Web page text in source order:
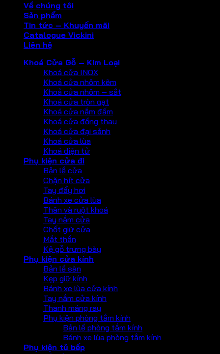
Về chúng tôi
Sản phẩm
Tin tức – Khuyến mãi
Catalogue Vickini
Liên hệ
Khoá Cửa Gỗ – Kim Loại
Khoá cửa INOX
Khoá cửa nhôm kẽm
Khoả cửa nhôm – sắt
Khoá cửa tròn gạt
Khoá cửa nắm đấm
Khoá cửa đồng thau
Khoá cửa đại sảnh
Khoá cửa lùa
Khoá điện tử
Phụ kiện cửa đi
Bản lề cửa
Chặn hít cửa
Tay đẩy hơi
Bánh xe cửa lùa
Thân và ruột khoá
Tay nắm cửa
Chốt giữ cửa
Mắt thần
Kệ gỗ trưng bày
Phụ kiện cửa kính
Bản lề sàn
Kẹp giữ kính
Bánh xe lùa cửa kính
Tay nắm cửa kính
Thanh máng ray
Phụ kiện phòng tắm kính
Bản lề phòng tắm kính
Bánh xe lùa phòng tắm kính
Phụ kiện tủ bếp